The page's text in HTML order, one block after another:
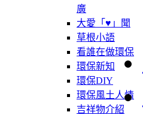
廣
大愛「♥」聞
草根小語
看誰在做環保
環保新知
環保DIY
環保風土人情
吉祥物介紹